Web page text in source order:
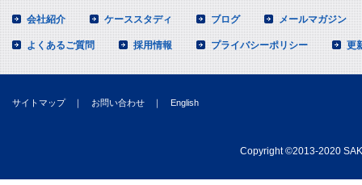
会社紹介 ケーススタディ ブログ メールマガジン
よくあるご質問 採用情報 プライバシーポリシー 更
サイトマップ ｜ お問い合わせ ｜ English
Copyright©2013-2020